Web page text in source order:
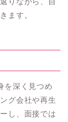
ます。
を深く見つめ
グ会社や再生
し、面接では